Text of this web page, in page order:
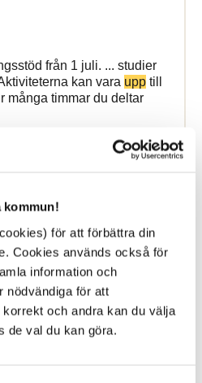
kommun!
för att förbättra din
Cookies används också för
information och
nödvändiga för att
och andra kan du välja
de val du kan göra.
från 1 juli. ... studier
kan vara upp till
många timmar du deltar
Passa på att använda
Bromölla på Facebook
kring det senaste inom